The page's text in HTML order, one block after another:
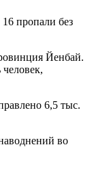
пропали без
Йенбай.
6,5 тыс.
во